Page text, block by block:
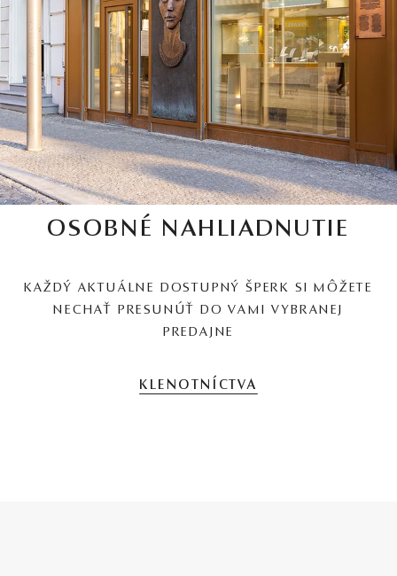
OSOBNÉ NAHLIADNUTIE
KAŽDÝ AKTUÁLNE DOSTUPNÝ ŠPERK SI MÔŽETE
NECHAŤ PRESUNÚŤ DO VAMI VYBRANEJ
PREDAJNE
KLENOTNÍCTVA